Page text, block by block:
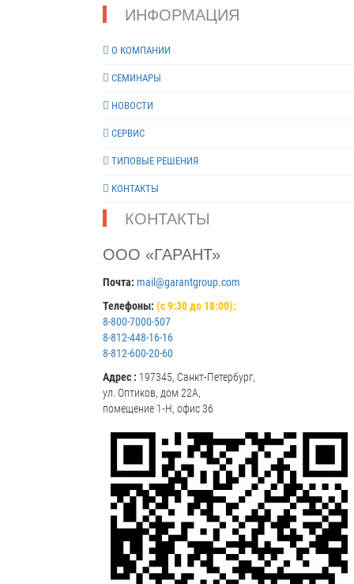
АКБ 12В, Ач 1,2 Светодиодная индикация сеть/выход
Токопотребление, мА 500
ИНФОРМАЦИЯ
О КОМПАНИИ
СЕМИНАРЫ
НОВОСТИ
СЕРВИС
ТИПОВЫЕ РЕШЕНИЯ
КОНТАКТЫ
КОНТАКТЫ
ООО «ГАРАНТ»
Почта: mail@garantgroup.com
Телефоны: (с 9:30 до 18:00):
8-800-7000-507
8-812-448-16-16
8-812-600-20-60
Адрес : 197345, Санкт-Петербург,
ул. Оптиков, дом 22А,
помещение 1-Н, офис 36